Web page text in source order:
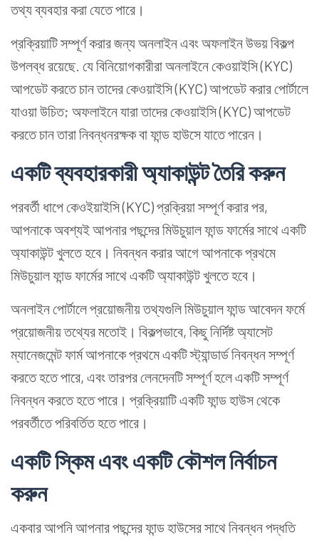
তথ্য ব্যবহার করা যেতে পারে।
প্রক্রিয়াটি সম্পূর্ণ করার জন্য অনলাইন এবং অফলাইন উভয় বিকল্প
উপলব্ধ রয়েছে. যে বিনিয়োগকারীরা অনলাইনে কেওয়াইসি (KYC)
আপডেট করতে চান তাদের কেওয়াইসি (KYC) আপডেট করার পোর্টালে
যাওয়া উচিত; অফলাইনে যারা তাদের কেওয়াইসি (KYC) আপডেট
করতে চান তারা নিবন্ধনরক্ষক বা ফান্ড হাউসে যাতে পারেন।
একটি ব্যবহারকারী অ্যাকাউন্ট তৈরি করুন
পরবর্তী ধাপে কেওইয়াইসি (KYC) প্রক্রিয়া সম্পূর্ণ করার পর,
আপনাকে অবশ্যই আপনার পছন্দের মিউচুয়াল ফান্ড ফার্মের সাথে একটি
অ্যাকাউন্ট খুলতে হবে। নিবন্ধন করার আগে আপনাকে প্রথমে
মিউচুয়াল ফান্ড ফার্মের সাথে একটি অ্যাকাউন্ট খুলতে হবে।
অনলাইন পোর্টালে প্রয়োজনীয় তথ্যগুলি মিউচুয়াল ফান্ড আবেদন ফর্মে
প্রয়োজনীয় তথ্যের মতোই। বিকল্পভাবে, কিছু নির্দিষ্ট অ্যাসেট
ম্যানেজমেন্ট ফার্ম আপনাকে প্রথমে একটি স্ট্যান্ডার্ড নিবন্ধন সম্পূর্ণ
করতে হতে পারে, এবং তারপর লেনদেনটি সম্পূর্ণ হলে একটি সম্পূর্ণ
নিবন্ধন করতে হতে পারে। প্রক্রিয়াটি একটি ফান্ড হাউস থেকে
পরবর্তীতে পরিবর্তিত হতে পারে।
একটি স্কিম এবং একটি কৌশল নির্বাচন
করুন
একবার আপনি আপনার পছন্দের ফান্ড হাউসের সাথে নিবন্ধন পদ্ধতি